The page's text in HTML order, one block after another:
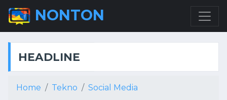
NONTON
HEADLINE
Home Tekno Social Media